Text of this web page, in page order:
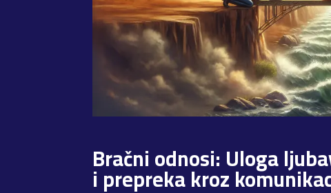
Bračni odnosi: Uloga
i prepreka kroz